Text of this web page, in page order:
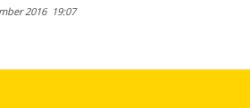
201619:07